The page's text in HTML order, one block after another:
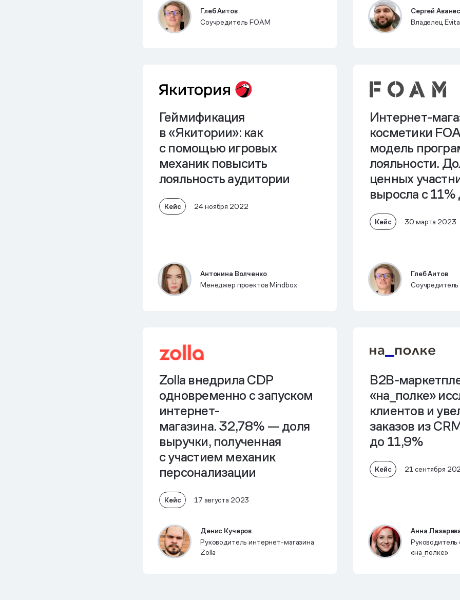
Глеб Аитов
Соучредитель FOAM
Сергей
Владелец
Геймификация
в «Якитории»: как
с помощью игровых
механик повысить
лояльность аудитории
Кейс 24 ноября 2022
Антонина Волченко
Менеджер проектов Mindbox
Интернет-
косметики
модель
лояльности.
ценных
выросла с
Кейс 30 марта 2023
Глеб Аитов
Zolla внедрила CDP
одновременно с запуском
интернет-
магазина. 32,78% — доля
выручки, полученная
с участием механик
персонализации
Кейс 17 августа 2023
Денис Кучеров
Руководитель интернет-магазина
Zolla
B2B-
«на_полке»
клиентов и
заказов из
до 11,9%
Кейс 21 сентября
Анна
Руководитель
«на_полке»